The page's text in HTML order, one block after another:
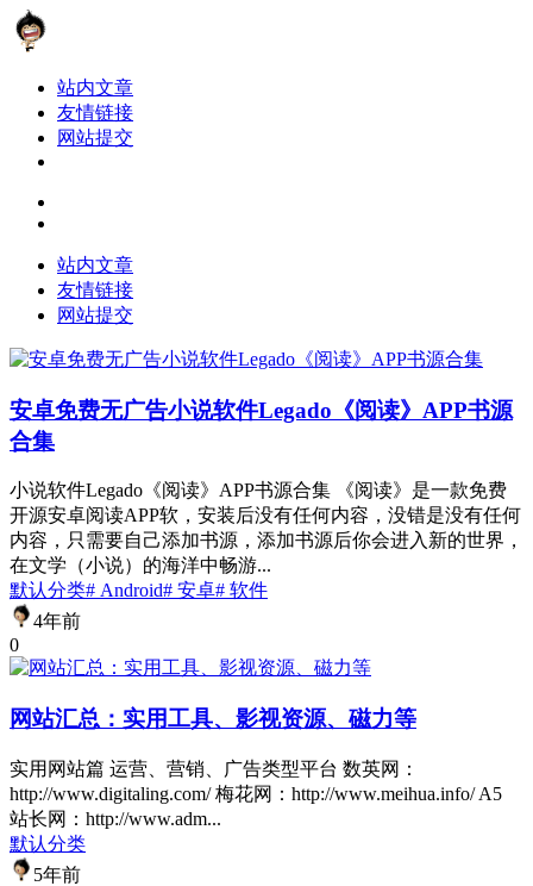
站内文章
友情链接
网站提交
站内文章
友情链接
网站提交
安卓免费无广告小说软件Legado《阅读》APP书源
合集
小说软件Legado《阅读》APP书源合集 《阅读》是一款免费
开源安卓阅读APP软，安装后没有任何内容，没错是没有任何
内容，只需要自己添加书源，添加书源后你会进入新的世界，
在文学（小说）的海洋中畅游...
默认分类# Android# 安卓# 软件
4年前
0
网站汇总：实用工具、影视资源、磁力等
实用网站篇 运营、营销、广告类型平台​ 数英网：
http://www.digitaling.com/ 梅花网：http://www.meihua.info/ A5
站长网：http://www.adm...
默认分类
5年前